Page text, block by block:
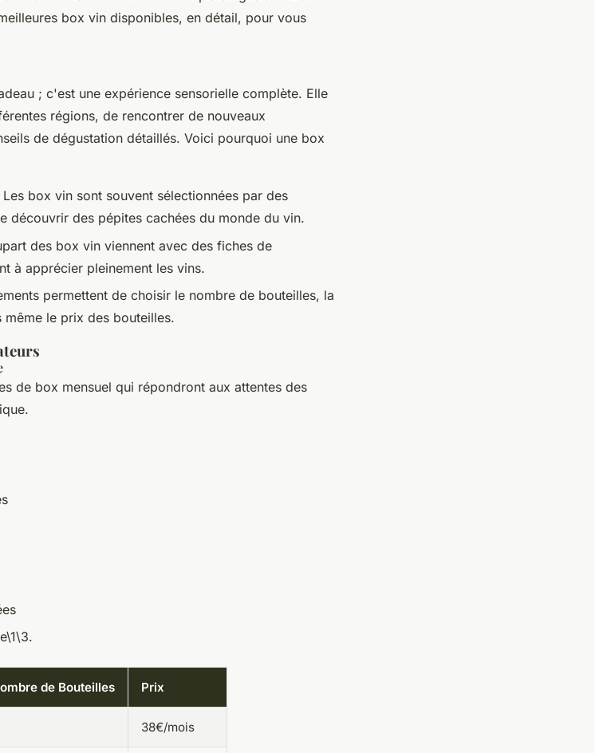
box vin disponibles, en détail, pour vous
; c'est une expérience sensorielle complète. Elle
régions, de rencontrer de nouveaux
de dégustation détaillés. Voici pourquoi une box
Les box vin sont souvent sélectionnées par des
découvrir des pépites cachées du monde du vin.
des box vin viennent avec des fiches de
à apprécier pleinement les vins.
permettent de choisir le nombre de bouteilles, la
le prix des bouteilles.
de box mensuel qui répondront aux attentes des
de Bouteilles Prix
38€/mois